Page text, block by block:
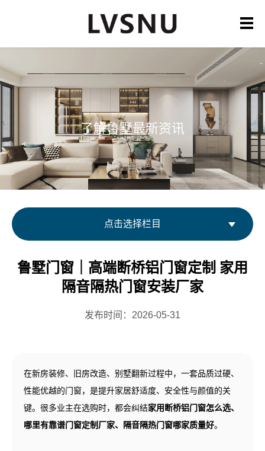
了解鲁墅最新资讯
点击选择栏目
鲁墅门窗｜高端断桥铝门窗定制 家用
隔音隔热门窗安装厂家
发布时间： 2026-05-31
在新房装修、旧房改造、别墅翻新过程中，一套品质过硬、
性能优越的门窗，是提升家居舒适度、安全性与颜值的关
键。很多业主在选购时，都会纠结家用断桥铝门窗怎么选、
哪里有靠谱门窗定制厂家、隔音隔热门窗哪家质量好。